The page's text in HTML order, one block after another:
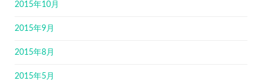
2015年10月
2015年9月
2015年8月
2015年5月